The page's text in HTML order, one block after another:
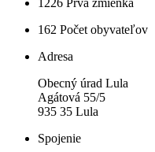
1226 Prvá zmienka
162 Počet obyvateľov
Adresa
Obecný úrad Lula
Agátová 55/5
935 35 Lula
Spojenie